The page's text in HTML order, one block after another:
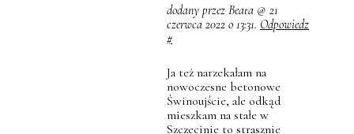
dodany przez Beata @ 21
czerwca 2022 o 13:31. Odpowiedz
#
Ja też narzekałam na
nowoczesne betonowe
Świnoujście, ale odkąd
mieszkam na stałe w
Szczecinie to strasznie